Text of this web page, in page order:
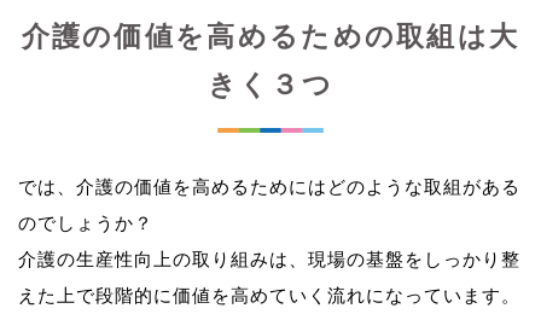
介護の価値を高めるための取組は大
きく３つ
では、介護の価値を高めるためにはどのような取組がある
のでしょうか？
介護の生産性向上の取り組みは、現場の基盤をしっかり整
えた上で段階的に価値を高めていく流れになっています。